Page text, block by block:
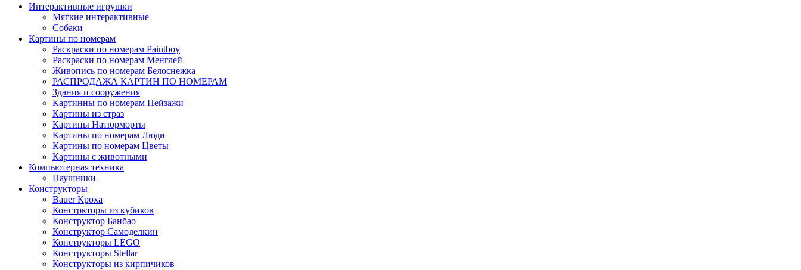
Интерактивные игрушки
Мягкие интерактивные
Собаки
Картины по номерам
Раскраски по номерам Paintboy
Раскраски по номерам Менглей
Живопись по номерам Белоснежка
РАСПРОДАЖА КАРТИН ПО НОМЕРАМ
Здания и сооружения
Картинны по номерам Пейзажи
Картины из страз
Картины Натюрморты
Картины по номерам Люди
Картины по номерам Цветы
Картины с животными
Компьютерная техника
Наушники
Конструкторы
Bauer Кроха
Констркторы из кубиков
Конструктор Банбао
Конструктор Самоделкин
Конструкторы LEGO
Конструкторы Stellar
Конструкторы из кирпичиков